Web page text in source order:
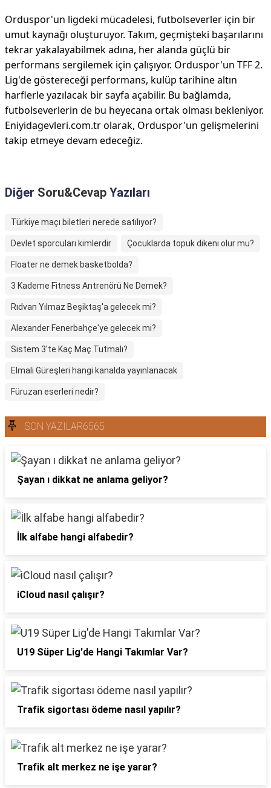
Orduspor'un ligdeki mücadelesi, futbolseverler için bir
umut kaynağı oluşturuyor. Takım, geçmişteki başarılarını
tekrar yakalayabilmek adına, her alanda güçlü bir
performans sergilemek için çalışıyor. Orduspor'un TFF 2.
Lig'de göstereceği performans, kulüp tarihine altın
harflerle yazılacak bir sayfa açabilir. Bu bağlamda,
futbolseverlerin de bu heyecana ortak olması bekleniyor.
Eniyidagevleri.com.tr olarak, Orduspor'un gelişmelerini
takip etmeye devam edeceğiz.
Diğer Soru&Cevap Yazıları
Türkiye maçı biletleri nerede satılıyor?
Devlet sporcuları kimlerdir Çocuklarda topuk dikeni olur mu?
Floater ne demek basketbolda?
3 Kademe Fitness Antrenörü Ne Demek?
Rıdvan Yılmaz Beşiktaş'a gelecek mi?
Alexander Fenerbahçe'ye gelecek mi?
Sistem 3'te Kaç Maç Tutmalı?
Elmali Güreşleri hangi kanalda yayınlanacak
Füruzan eserleri nedir?
SON YAZILAR6565
Şayan ı dikkat ne anlama geliyor?
İlk alfabe hangi alfabedir?
iCloud nasıl çalışır?
U19 Süper Lig'de Hangi Takımlar Var?
Trafik sigortası ödeme nasıl yapılır?
Trafik alt merkez ne işe yarar?